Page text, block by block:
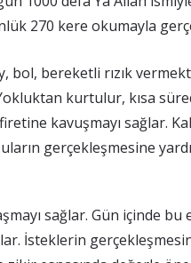
270 kere okumayla
bereketli rızık
kurtulur, kısa
kavuşmayı sağlar.
gerçekleşmesine
sağlar. Gün içinde
İsteklerin